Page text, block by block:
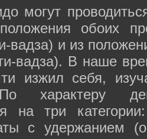
могут
обоих
вадза) и из
вадза). В наше
изжил себя,
По характеру
на три
с удержанием